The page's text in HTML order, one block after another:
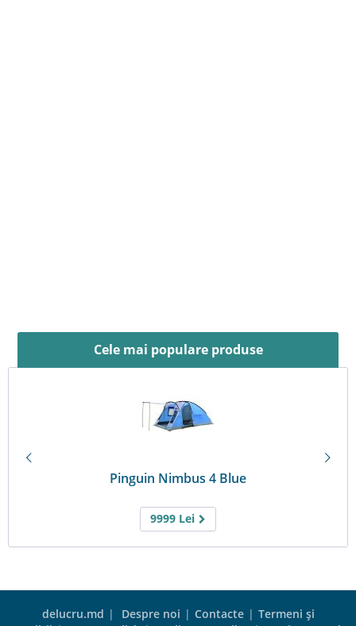
Cele mai populare produse
Pinguin Nimbus 4 Blue
9999 Lei
delucru.md | Despre noi | Contacte | Termeni şi